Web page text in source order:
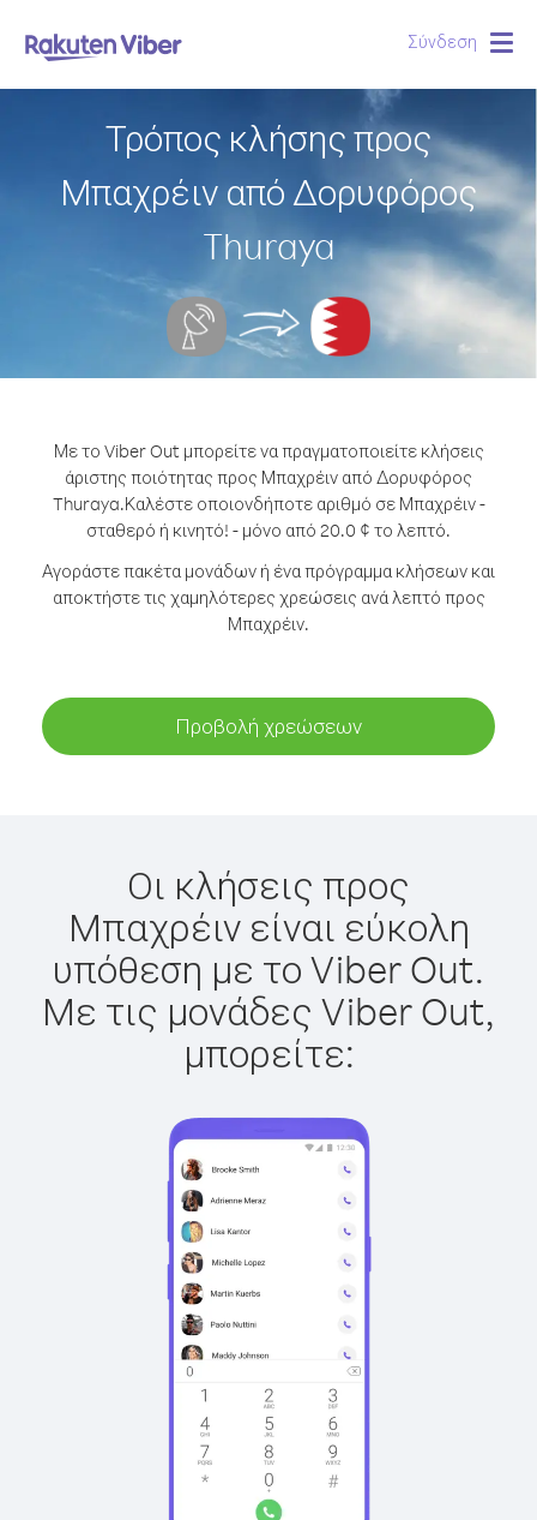
Σύνδεση
Τρόπος κλήσης προς
Μπαχρέιν από Δορυφόρος
Thuraya
Με το Viber Out μπορείτε να πραγματοποιείτε κλήσεις
άριστης ποιότητας προς Μπαχρέιν από Δορυφόρος
Thuraya.Καλέστε οποιονδήποτε αριθμό σε Μπαχρέιν -
σταθερό ή κινητό! - μόνο από 20.0 ¢ το λεπτό.
Αγοράστε πακέτα μονάδων ή ένα πρόγραμμα κλήσεων και
αποκτήστε τις χαμηλότερες χρεώσεις ανά λεπτό προς
Μπαχρέιν.
Προβολή χρεώσεων
Οι κλήσεις προς
Μπαχρέιν είναι εύκολη
υπόθεση με το Viber Out.
Με τις μονάδες Viber Out,
μπορείτε: